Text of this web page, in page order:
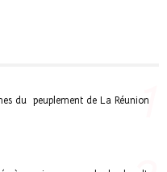
du peuplement de La Réunion
1